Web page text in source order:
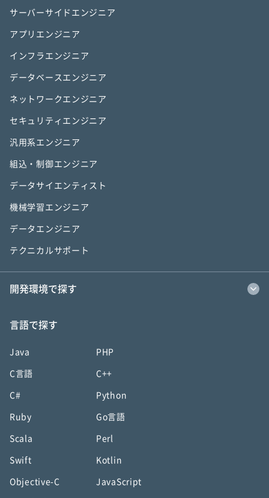
サーバーサイドエンジニア
アプリエンジニア
インフラエンジニア
データベースエンジニア
ネットワークエンジニア
セキュリティエンジニア
汎用系エンジニア
組込・制御エンジニア
データサイエンティスト
機械学習エンジニア
データエンジニア
テクニカルサポート
開発環境で探す
言語で探す
Java PHP
C言語 C++
C# Python
Ruby Go言語
Scala Perl
Swift Kotlin
Objective-C JavaScript